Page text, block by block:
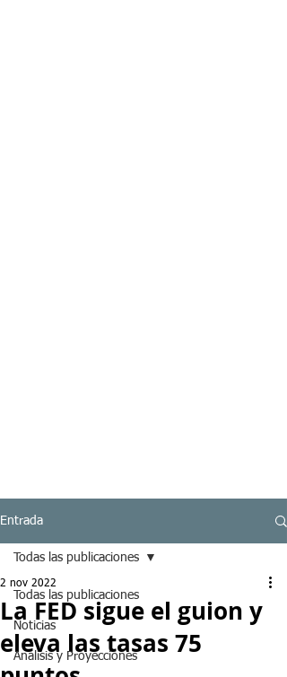
Entrada
Todas las publicaciones
Noticias
Analisis y Proyecciones
Todas las publicaciones
La FED sigue el guion y
eleva las tasas 75
2 nov 2022